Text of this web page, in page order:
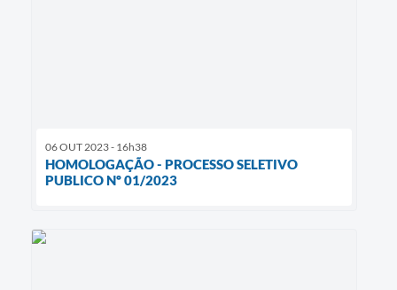
06 OUT 2023 - 16h38
HOMOLOGAÇÃO - PROCESSO SELETIVO
PUBLICO Nº 01/2023